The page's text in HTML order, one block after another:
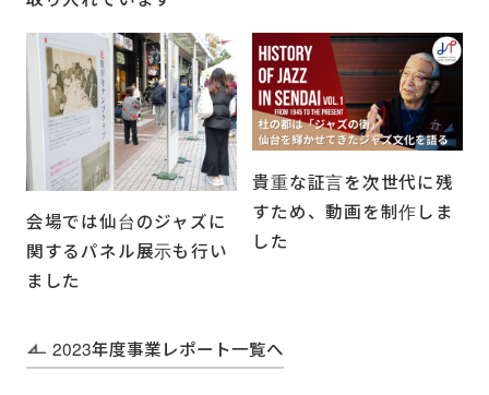
会場では仙台のジャズに
関するパネル展示も行い
ました
貴重な証言を次世代に残
すため、動画を制作しま
した
2023年度事業レポート一覧へ